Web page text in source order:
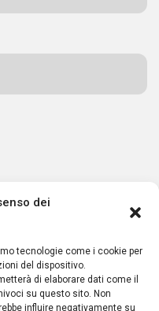
dei
tecnologie come i cookie per
del dispositivo.
di elaborare dati come il
su questo sito. Non
influire negativamente su